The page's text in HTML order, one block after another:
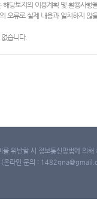
당토지의 이용계획 및 활용사
오류로 실제 내용과 일치하지
습니다.
위반할 시 정보통신망법에 의
(온라인 문의 :